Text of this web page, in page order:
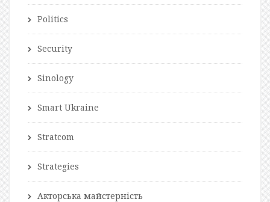
Politics
Security
Sinology
Smart Ukraine
Stratcom
Strategies
Акторська майстерність